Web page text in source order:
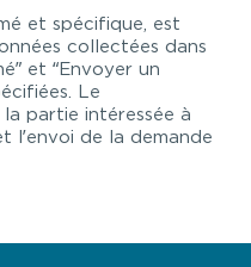
et spécifique, est
collectées dans
et “Envoyer un
Le
partie intéressée à
l’envoi de la demande